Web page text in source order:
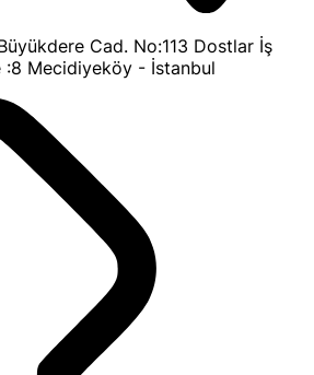
Cad. No:113 Dostlar İş
:8 Mecidiyeköy - İstanbul